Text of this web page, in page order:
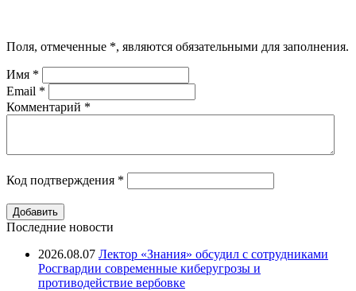
Поля, отмеченные *, являются обязательными для заполнения.
Имя *
Email *
Комментарий *
Код подтверждения *
Последние новости
2026.08.07 Лектор «Знания» обсудил с сотрудниками
Росгвардии современные киберугрозы и
противодействие вербовке